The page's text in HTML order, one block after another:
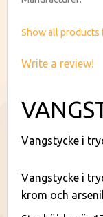
Show all products
Write a review!
Vangstycke i
Vangstycke i
krom och